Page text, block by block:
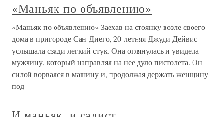
«Маньяк по объявлению»
«Маньяк по объявлению» Заехав на стоянку возле своего
дома в пригороде Сан-Диего, 20-летняя Джуди Дейвис
услышала сзади легкий стук. Она оглянулась и увидела
мужчину, который направлял на нее дуло пистолета. Он
силой ворвался в машину и, продолжая держать женщину
под